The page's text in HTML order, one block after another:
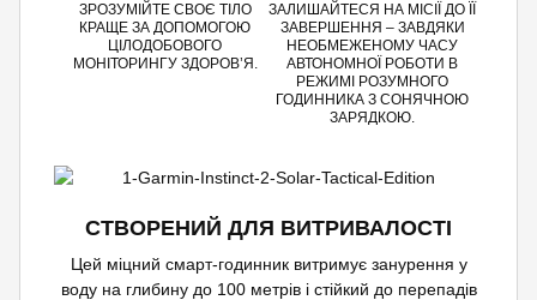
ЗРОЗУМІЙТЕ СВОЄ ТІЛО
КРАЩЕ ЗА ДОПОМОГОЮ
ЦІЛОДОБОВОГО
МОНІТОРИНГУ ЗДОРОВ’Я.
ЗАЛИШАЙТЕСЯ НА МІСІЇ ДО ЇЇ
ЗАВЕРШЕННЯ – ЗАВДЯКИ
НЕОБМЕЖЕНОМУ ЧАСУ
АВТОНОМНОЇ РОБОТИ В
РЕЖИМІ РОЗУМНОГО
ГОДИННИКА З СОНЯЧНОЮ
ЗАРЯДКОЮ.
СТВОРЕНИЙ ДЛЯ ВИТРИВАЛОСТІ
Цей міцний смарт-годинник витримує занурення у
воду на глибину до 100 метрів і стійкий до перепадів